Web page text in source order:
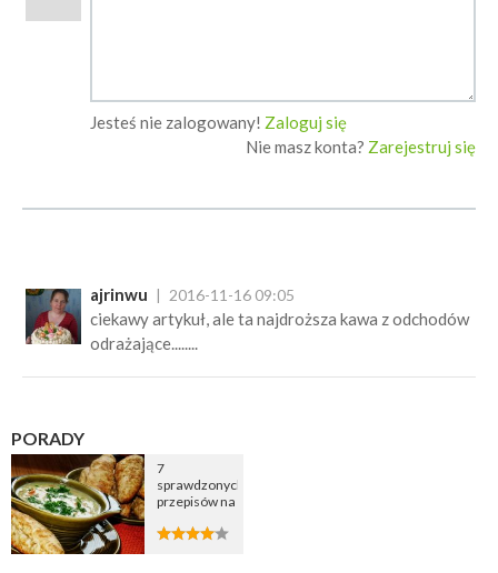
Jesteś nie zalogowany! Zaloguj się
Nie masz konta? Zarejestruj się
ajrinwu 2016-11-16 09:05
ciekawy artykuł, ale ta najdroższa kawa z odchodów
odrażające........
PORADY
7
sprawdzonych
przepisów na
cebulową